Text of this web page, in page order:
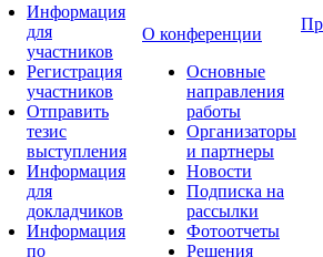
Информация
для
участников
Регистрация
участников
Отправить
тезис
выступления
Информация
для
докладчиков
Информация
по
О конференции
Основные
направления
работы
Организаторы
и партнеры
Новости
Подписка на
рассылки
Фотоотчеты
Решения